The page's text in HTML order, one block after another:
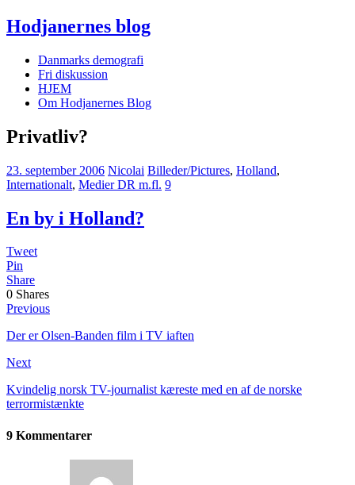
Hodjanernes blog
Danmarks demografi
Fri diskussion
HJEM
Om Hodjanernes Blog
Privatliv?
23. september 2006 Nicolai Billeder/Pictures, Holland,
Internationalt, Medier DR m.fl. 9
En by i Holland?
Tweet
Pin
Share
0 Shares
Previous
Der er Olsen-Banden film i TV iaften
Next
Kvindelig norsk TV-journalist kæreste med en af de norske
terrormistænkte
9 Kommentarer